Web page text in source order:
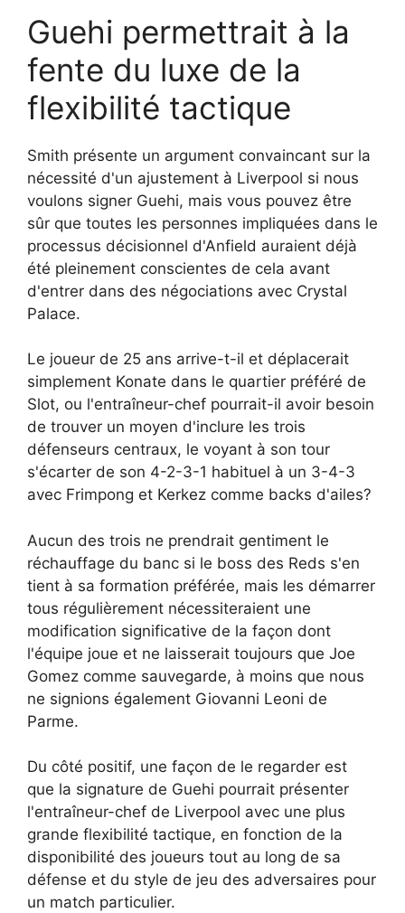
Guehi permettrait à la
fente du luxe de la
flexibilité tactique
Smith présente un argument convaincant sur la
nécessité d'un ajustement à Liverpool si nous
voulons signer Guehi, mais vous pouvez être
sûr que toutes les personnes impliquées dans le
processus décisionnel d'Anfield auraient déjà
été pleinement conscientes de cela avant
d'entrer dans des négociations avec Crystal
Palace.
Le joueur de 25 ans arrive-t-il et déplacerait
simplement Konate dans le quartier préféré de
Slot, ou l'entraîneur-chef pourrait-il avoir besoin
de trouver un moyen d'inclure les trois
défenseurs centraux, le voyant à son tour
s'écarter de son 4-2-3-1 habituel à un 3-4-3
avec Frimpong et Kerkez comme backs d'ailes?
Aucun des trois ne prendrait gentiment le
réchauffage du banc si le boss des Reds s'en
tient à sa formation préférée, mais les démarrer
tous régulièrement nécessiteraient une
modification significative de la façon dont
l'équipe joue et ne laisserait toujours que Joe
Gomez comme sauvegarde, à moins que nous
ne signions également Giovanni Leoni de
Parme.
Du côté positif, une façon de le regarder est
que la signature de Guehi pourrait présenter
l'entraîneur-chef de Liverpool avec une plus
grande flexibilité tactique, en fonction de la
disponibilité des joueurs tout au long de sa
défense et du style de jeu des adversaires pour
un match particulier.